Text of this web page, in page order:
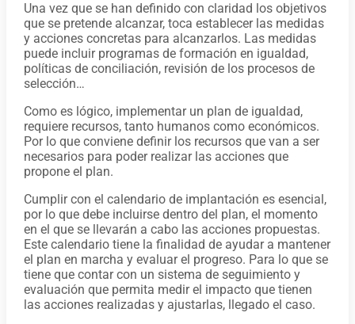
Una vez que se han definido con claridad los objetivos
que se pretende alcanzar, toca establecer las medidas
y acciones concretas para alcanzarlos. Las medidas
puede incluir programas de formación en igualdad,
políticas de conciliación, revisión de los procesos de
selección…
Como es lógico, implementar un plan de igualdad,
requiere recursos, tanto humanos como económicos.
Por lo que conviene definir los recursos que van a ser
necesarios para poder realizar las acciones que
propone el plan.
Cumplir con el calendario de implantación es esencial,
por lo que debe incluirse dentro del plan, el momento
en el que se llevarán a cabo las acciones propuestas.
Este calendario tiene la finalidad de ayudar a mantener
el plan en marcha y evaluar el progreso. Para lo que se
tiene que contar con un sistema de seguimiento y
evaluación que permita medir el impacto que tienen
las acciones realizadas y ajustarlas, llegado el caso.